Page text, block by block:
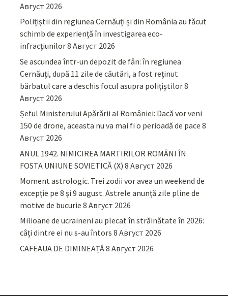
Август 2026
Polițiștii din regiunea Cernăuți și din România au făcut
schimb de experiență în investigarea eco-
infracțiunilor8 Август 2026
Se ascundea într-un depozit de fân: în regiunea
Cernăuți, după 11 zile de căutări, a fost reținut
bărbatul care a deschis focul asupra polițiștilor8
Август 2026
Șeful Ministerului Apărării al României: Dacă vor veni
150 de drone, aceasta nu va mai fi o perioadă de pace 8
Август 2026
ANUL 1942. NIMICIREA MARTIRILOR ROMÂNI ÎN
FOSTA UNIUNE SOVIETICĂ (X) 8 Август 2026
Moment astrologic. Trei zodii vor avea un weekend de
excepție pe 8 și 9 august. Astrele anunță zile pline de
motive de bucurie 8 Август 2026
Milioane de ucraineni au plecat în străinătate în 2026:
câți dintre ei nu s-au întors 8 Август 2026
CAFEAUA DE DIMINEAȚĂ8 Август 2026